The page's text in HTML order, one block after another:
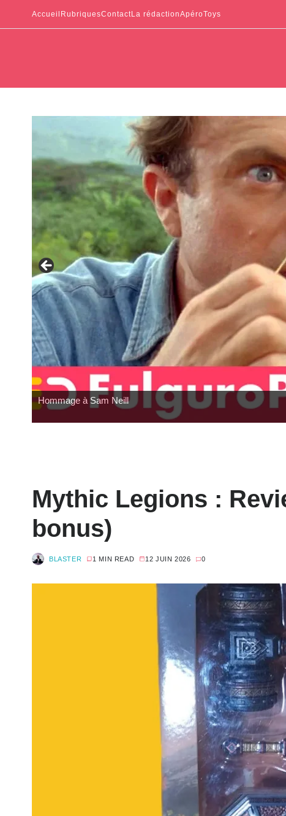
Accueil RubriquesContactLa rédactionApéroToys
Hommage à Sam Neill
Mythic Legions :
bonus)
BLASTER 1 MIN READ 12 JUIN 2026 0